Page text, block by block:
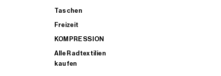
Taschen
Freizeit
KOMPRESSION
Alle Radtextilien
kaufen